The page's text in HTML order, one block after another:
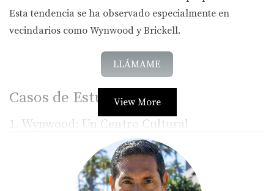
Esta tendencia se ha observado especialmente en
vecindarios como Wynwood y Brickell.
LLÁMAME
Casos de Estudio
1. Wynwood: Un Centro Cultural
Wynwood es un ejemplo perfecto. En los últimos años,
este barrio se ha transformado en un centro cultural. Las
galerías, cafés y boutiques atraen a miles de visitantes.
View More